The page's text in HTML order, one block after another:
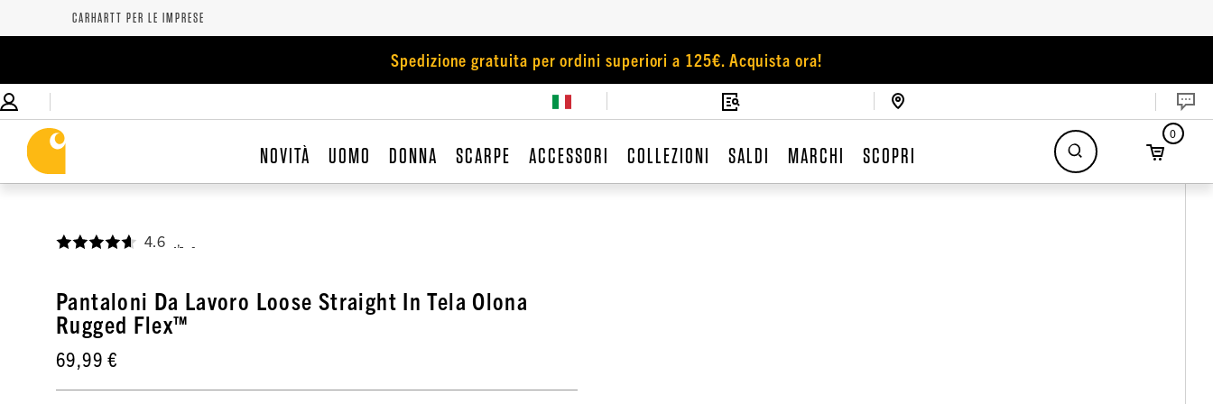
CARHARTT PER LE IMPRESE
Spedizione gratuita per ordini superiori a 125€. Acquista ora!
NOVITÀ UOMO DONNA SCARPE ACCESSORI COLLEZIONI SALDI MARCHI SCOPRI
0
4.6
Pantaloni Da Lavoro Loose Straight In Tela Olona
Rugged Flex™
69,99 €